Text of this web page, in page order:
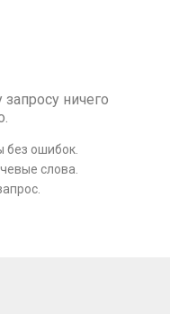
ничего
без ошибок.
слова.